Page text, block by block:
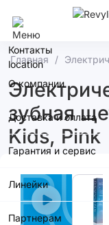
Контакты
О компании
Доставка и оплата
Гарантия и сервис
Линейки
Партнерам
Главная
зубная
Kids, Pink